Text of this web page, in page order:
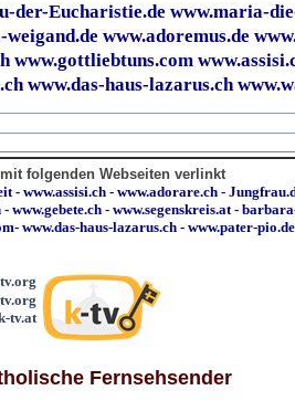
der-Eucharistie.de www.maria-
www.adoremus.de
www.gottliebtuns.com
www.das-haus-lazarus.ch
folgenden Webseiten verlinkt
- www.assisi.ch - www.adorare.ch -
- www.gebete.ch - www.segenskreis.at -
- www.das-haus-lazarus.ch - www.pater-pio.de
tv.at
Fernsehsender